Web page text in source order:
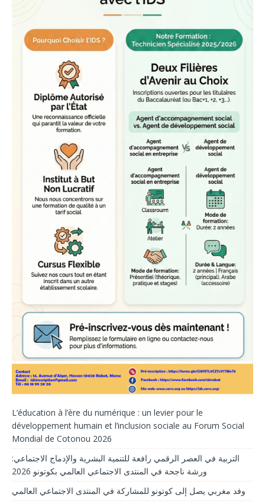
L’éducation à l’ère du numérique : un levier pour le
développement humain et l’inclusion sociale au Forum Social
Mondial de Cotonou 2026
التربية في العصر الرقمي رافعة للتنمية البشرية والإدماج الاجتماعي:
ورشة ناجحة في المنتدى الاجتماعي العالمي بكوتونو 2026
وفد مغربي يصل إلى كوتونو للمشاركة في المنتدى الاجتماعي العالمي